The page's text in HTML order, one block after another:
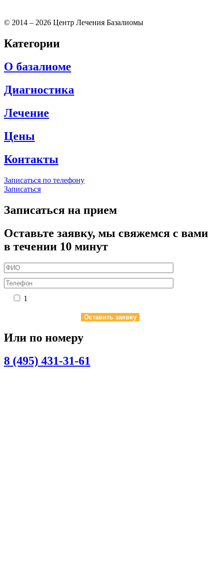
© 2014 – 2026 Центр Лечения Базалиомы
Категории
О базалиоме
Диагностика
Лечение
Цены
Контакты
Записаться по телефону
Записаться
Записаться на прием
Оставьте заявку, мы свяжемся с вами
в течении 10 минут
1
Или по номеру
8 (495) 431-31-61